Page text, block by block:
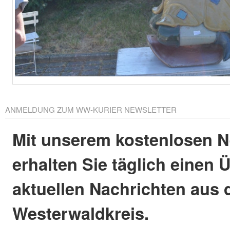
ANMELDUNG ZUM WW-KURIER NEWSLETTER
Mit unserem kostenlosen
erhalten Sie täglich einen
aktuellen Nachrichten aus
Westerwaldkreis.